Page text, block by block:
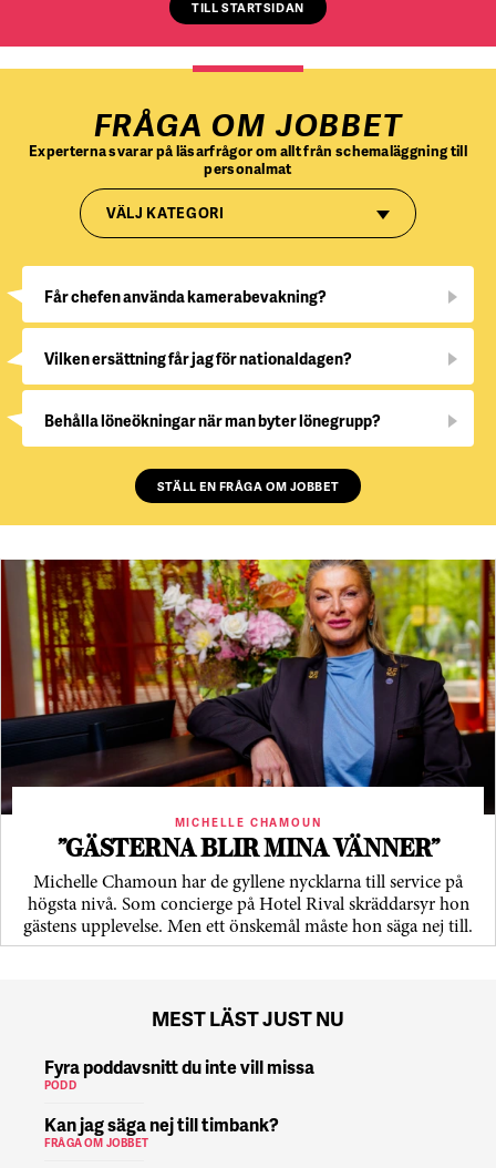
TILL STARTSIDAN
FRÅGA OM JOBBET
Experterna svarar på läsarfrågor om allt från schemaläggning till
personalmat
VÄLJ KATEGORI
Får chefen använda kamerabevakning?
Vilken ersättning får jag för nationaldagen?
Behålla löneökningar när man byter lönegrupp?
STÄLL EN FRÅGA OM JOBBET
MICHELLE CHAMOUN
”GÄSTERNA BLIR MINA VÄNNER”
Michelle Chamoun har de gyllene nycklarna till service på
högsta nivå. Som concierge på Hotel Rival skräddarsyr hon
gästens upp­levelse. Men ett önskemål måste hon säga nej till.
MEST LÄST JUST NU
Fyra poddavsnitt du inte vill missa
PODD
Kan jag säga nej till timbank?
FRÅGA OM JOBBET